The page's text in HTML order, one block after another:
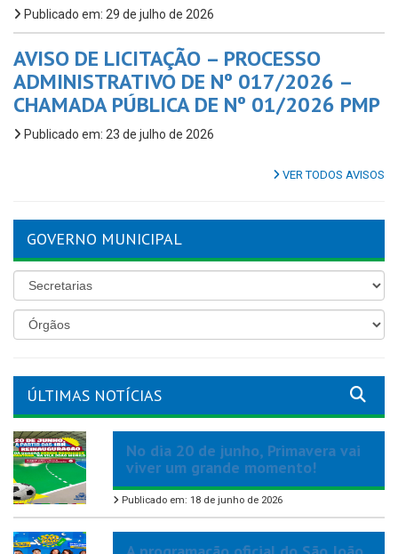
Publicado em: 29 de julho de 2026
AVISO DE LICITAÇÃO – PROCESSO
ADMINISTRATIVO DE Nº 017/2026 –
CHAMADA PÚBLICA DE Nº 01/2026 PMP
Publicado em: 23 de julho de 2026
VER TODOS AVISOS
GOVERNO MUNICIPAL
ÚLTIMAS NOTÍCIAS
No dia 20 de junho, Primavera vai
viver um grande momento!
Publicado em: 18 de junho de 2026